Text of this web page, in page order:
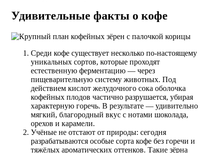
Удивительные факты о кофе
Среди кофе существует несколько по-настоящему
уникальных сортов, которые проходят
естественную ферментацию — через
пищеварительную систему животных. Под
действием кислот желудочного сока оболочка
кофейных плодов частично разрушается, убирая
характерную горечь. В результате — удивительно
мягкий, благородный вкус с нотами шоколада,
орехов и карамели.
Учёные не отстают от природы: сегодня
разрабатываются особые сорта кофе без горечи и
тяжёлых ароматических оттенков. Такие зёрна